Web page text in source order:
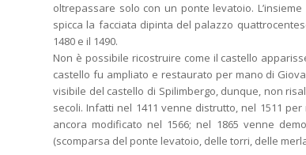
oltrepassare solo con un ponte levatoio.
spicca la facciata dipinta del palazzo
1480 e il 1490.
Non è possibile ricostruire come il castello
castello fu ampliato e restaurato per mano di
visibile del castello di Spilimbergo, dunque, non
secoli. Infatti nel 1411 venne distrutto, nel 1511
ancora modificato nel 1566; nel 1865 venne
(scomparsa del ponte levatoio, delle torri, delle